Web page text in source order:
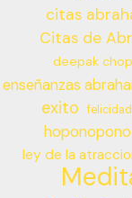
citas
Citas de
deepak
enseñanzas
exito felicidad
hoponopono
ley de la